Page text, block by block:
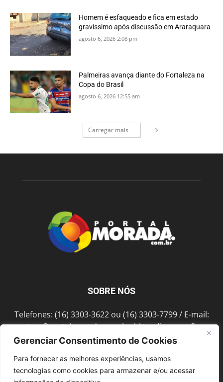
Gerenciar Consentimento de Cookies
Para fornecer as melhores experiências, usamos
tecnologias como cookies para armazenar e/ou acessar
Homem é esfaqueado e fica em estado
gravíssimo após discussão em Araraquara
agosto 6, 2026 2:08 pm
Palmeiras avança diante do Fortaleza na
Copa do Brasil
agosto 6, 2026 12:55 am
Carregar mais
SOBRE NÓS
Telefones: (16) 3303-3622 ou (16) 3303-7799 / E-mail:
contato@portalmorada.com.br/ Atendimento: Seg a
Sex das 8h às 18h / Endereço: Av. Bento de Abreu, 889